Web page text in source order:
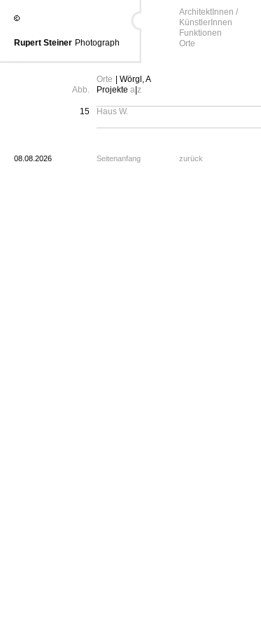
Rupert Steiner Photograph
ArchitektInnen /
KünstlerInnen
Funktionen
Orte
Orte
| Wörgl, A
Abb.
Projekte a z
15 Haus W.
08.08.2026 Seitenanfang zurück